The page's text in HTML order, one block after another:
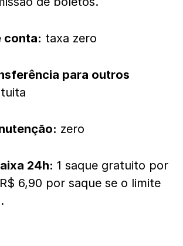
conta: taxa zero
para outros
zero
24h: 1 saque gratuito por
6,90 por saque se o limite